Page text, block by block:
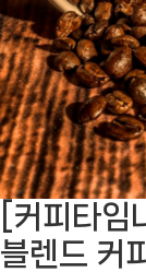
[커피타
블렌드 커